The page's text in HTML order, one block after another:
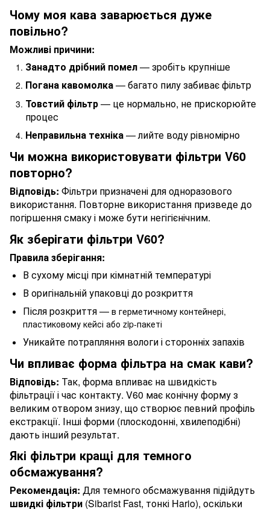
Чому моя кава заварюється дуже
повільно?
Можливі причини:
Занадто дрібний помел— зробіть крупніше
Погана кавомолка— багато пилу забиває фільтр
Товстий фільтр— це нормально, не прискорюйте
процес
Неправильна техніка— лийте воду рівномірно
Чи можна використовувати фільтри V60
повторно?
Відповідь: Фільтри призначені для одноразового
використання. Повторне використання призведе до
погіршення смаку і може бути негігієнічним.
Як зберігати фільтри V60?
Правила зберігання:
В сухому місці при кімнатній температурі
В оригінальній упаковці до розкриття
Після розкриття — в герметичному контейнері,
пластиковому кейсі або zip-пакеті
Уникайте потрапляння вологи і сторонніх запахів
Чи впливає форма фільтра на смак кави?
Відповідь: Так, форма впливає на швидкість
фільтрації і час контакту. V60 має конічну форму з
великим отвором знизу, що створює певний профіль
екстракції. Інші форми (плоскодонні, хвилеподібні)
дають інший результат.
Які фільтри кращі для темного
обсмажування?
Рекомендація: Для темного обсмажування підійдуть
швидкі фільтри (Sibarist Fast, тонкі Hario), оскільки